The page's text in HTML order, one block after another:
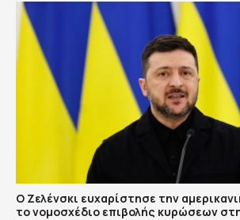
Ο Ζελένσκι ευχαρίστησε την
το νομοσχέδιο επιβολής κυρώσεων